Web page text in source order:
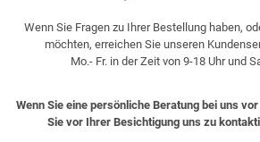
Wenn Sie Fragen zu Ihrer Bestellung haben,
möchten, erreichen Sie unseren
Mo.- Fr. in der Zeit von 9-18 Uhr und
Wenn Sie eine persönliche Beratung bei uns
Sie vor Ihrer Besichtigung uns zu